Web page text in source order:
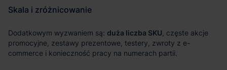
duża liczba SKU